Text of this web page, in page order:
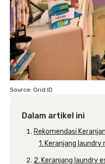
Source: Grid.ID
Dalam artikel ini
Rekomendasi
1. Keranjang laundry
2. Keranjang laundry